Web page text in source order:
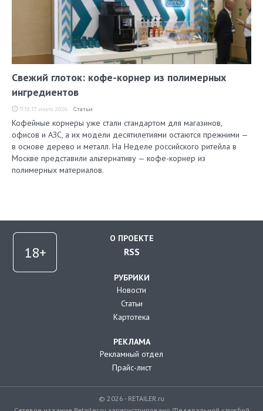
Свежий глоток: кофе-корнер из полимерных
ингредиентов
11:19, 17 июля 2026 Статьи
Кофейные корнеры уже стали стандартом для магазинов,
офисов и АЗС, а их модели десятилетиями остаются прежними —
в основе дерево и металл. На Неделе российского ритейла в
Москве представили альтернативу — кофе-корнер из
полимерных материалов.
О ПРОЕКТЕ
RSS
РУБРИКИ
Новости
Статьи
Картотека
РЕКЛАМА
Рекламный отдел
Прайс-лист
© 2026 - RETAILER.ru